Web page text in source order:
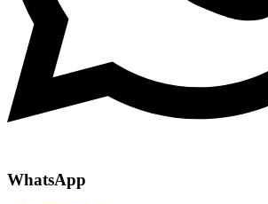
WhatsApp